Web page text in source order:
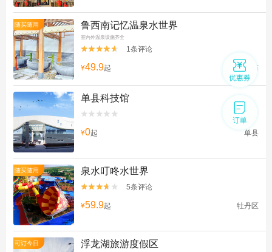
随买随用 鲁西南记忆温泉水世界
室内外温泉设施齐全

 1条评论
¥49.9起 菏泽市
单县科技馆


¥0起 单县
随买随用 泉水叮咚水世界

 5条评论
¥59.9起 牡丹区
可订今日 浮龙湖旅游度假区